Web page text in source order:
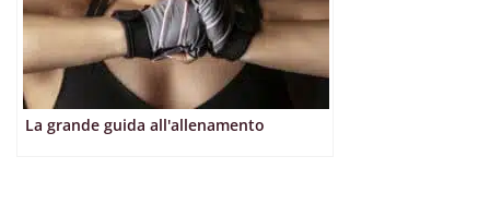
La grande guida all'allenamento